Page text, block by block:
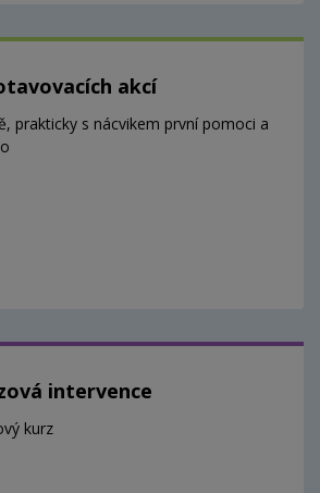
akcí
prakticky s nácvikem první pomoci a
intervence
kurz